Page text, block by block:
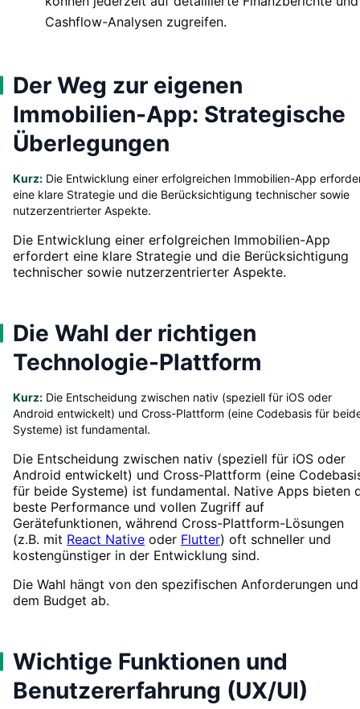
Cashflow-Analysen zugreifen.
Der Weg zur eigenen
Immobilien-App: Strategische
Überlegungen
Kurz: Die Entwicklung einer erfolgreichen Immobilien-App
eine klare Strategie und die Berücksichtigung technischer sowie
nutzerzentrierter Aspekte.
Die Entwicklung einer erfolgreichen Immobilien-App
erfordert eine klare Strategie und die Berücksichtigung
technischer sowie nutzerzentrierter Aspekte.
Die Wahl der richtigen
Technologie-Plattform
Kurz: Die Entscheidung zwischen nativ (speziell für iOS oder
Android entwickelt) und Cross-Plattform (eine Codebasis für
Systeme) ist fundamental.
Die Entscheidung zwischen nativ (speziell für iOS oder
Android entwickelt) und Cross-Plattform (eine
für beide Systeme) ist fundamental. Native Apps bieten
beste Performance und vollen Zugriff auf
Gerätefunktionen, während Cross-Plattform-Lösungen
(z.B. mit React Native oder Flutter) oft schneller und
kostengünstiger in der Entwicklung sind.
Die Wahl hängt von den spezifischen Anforderungen und
dem Budget ab.
Wichtige Funktionen und
Benutzererfahrung (UX/UI)